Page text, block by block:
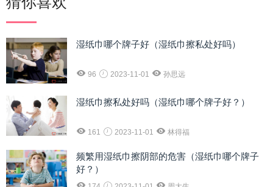
湿纸巾哪个牌子好（湿纸巾擦私处好吗）
96 2023-11-01 孙思远
湿纸巾擦私处好吗（湿纸巾哪个牌子好？）
161 2023-11-01 林得福
频繁用湿纸巾擦阴部的危害（湿纸巾哪个牌子
好？）